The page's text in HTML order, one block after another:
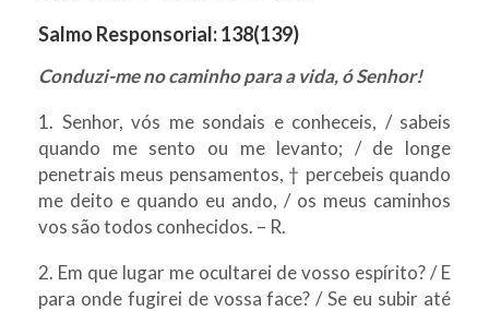
Salmo Responsorial:138(139)
Conduzi-me no caminho para a vida, ó Senhor!
1. Senhor, vós me sondais e conheceis, / sabeis
quando me sento ou me levanto; / de longe
penetrais meus pensamentos, † percebeis quando
me deito e quando eu ando, / os meus caminhos
vos são todos conhecidos. – R.
2. Em que lugar me ocultarei de vosso espírito? / E
para onde fugirei de vossa face? / Se eu subir até